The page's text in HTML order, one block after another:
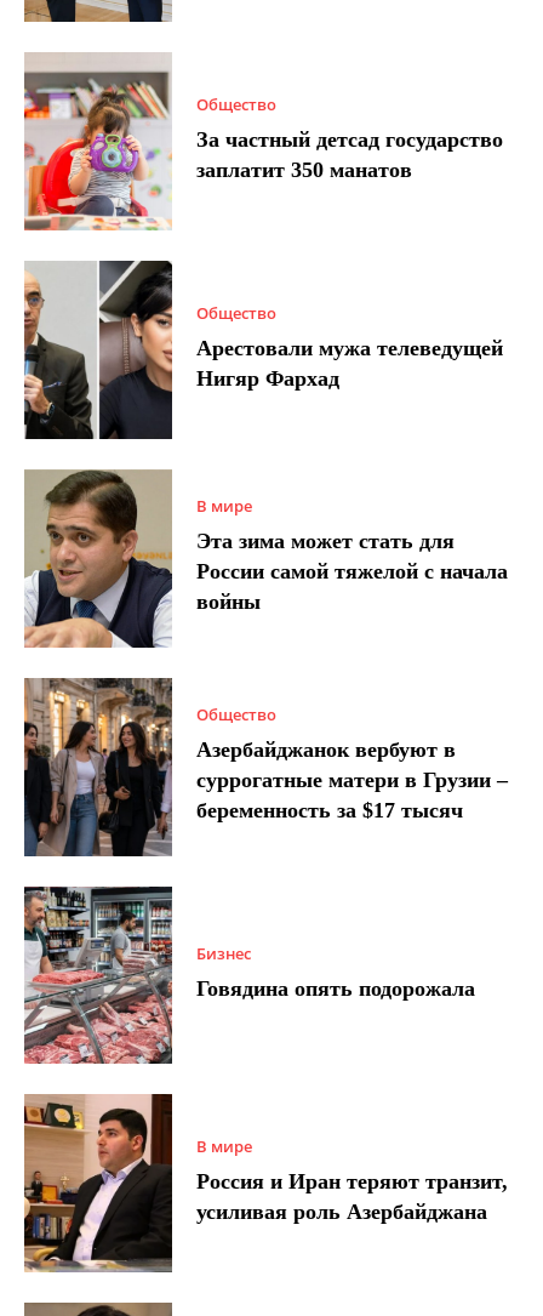
Общество
За частный детсад государство
заплатит 350 манатов
Общество
Арестовали мужа телеведущей
Нигяр Фархад
В мире
Эта зима может стать для
России самой тяжелой с начала
войны
Общество
Азербайджанок вербуют в
суррогатные матери в Грузии –
беременность за $17 тысяч
Бизнес
Говядина опять подорожала
В мире
Россия и Иран теряют транзит,
усиливая роль Азербайджана